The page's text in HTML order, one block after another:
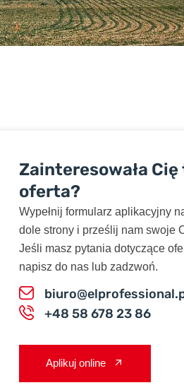
Zainteresowała Cię
oferta?
Wypełnij formularz aplikacyjny
dole strony i prześlij nam swoje
Jeśli masz pytania dotyczące
napisz do nas lub zadzwoń.
+48 58 678 23 86
Aplikuj online